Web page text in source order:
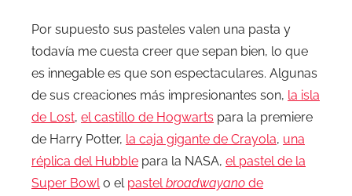
Por supuesto sus pasteles valen una pasta y
todavía me cuesta creer que sepan bien, lo que
es innegable es que son espectaculares. Algunas
de sus creaciones más impresionantes son, la isla
de Lost, el castillo de Hogwarts para la premiere
de Harry Potter, la caja gigante de Crayola, una
réplica del Hubble para la NASA, el pastel de la
Super Bowl o el pastel broadwayano de